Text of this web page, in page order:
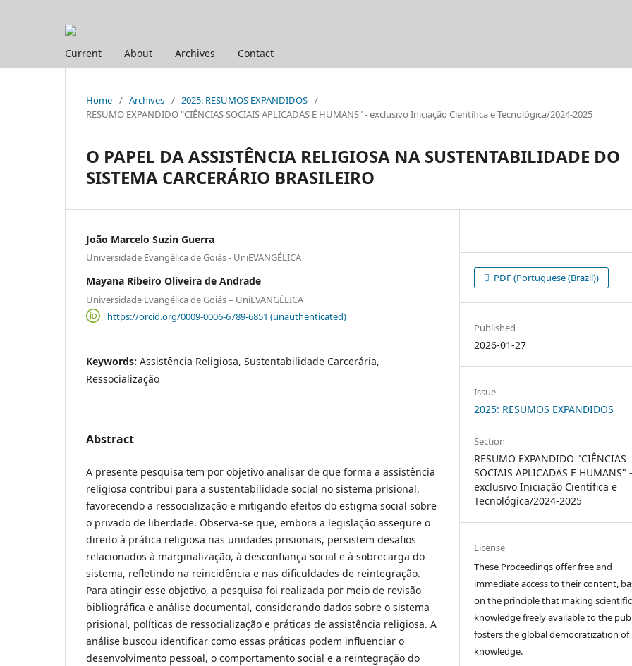
Current About Archives Contact
Home / Archives / 2025: RESUMOS EXPANDIDOS /
RESUMO EXPANDIDO "CIÊNCIAS SOCIAIS APLICADAS E HUMANS" - exclusivo Iniciação Científica e Tecnológica/2024-2025
O PAPEL DA ASSISTÊNCIA RELIGIOSA NA SUSTENTABILIDADE DO
SISTEMA CARCERÁRIO BRASILEIRO
João Marcelo Suzin Guerra
Universidade Evangélica de Goiás - UniEVANGÉLICA
Mayana Ribeiro Oliveira de Andrade
Universidade Evangélica de Goiás – UniEVANGÉLICA
https://orcid.org/0009-0006-6789-6851 (unauthenticated)
Keywords: Assistência Religiosa, Sustentabilidade Carcerária,
Ressocialização
Abstract
A presente pesquisa tem por objetivo analisar de que forma a assistência
religiosa contribui para a sustentabilidade social no sistema prisional,
favorecendo a ressocialização e mitigando efeitos do estigma social sobre
o privado de liberdade. Observa-se que, embora a legislação assegure o
direito à prática religiosa nas unidades prisionais, persistem desafios
relacionados à marginalização, à desconfiança social e à sobrecarga do
sistema, refletindo na reincidência e nas dificuldades de reintegração.
Para atingir esse objetivo, a pesquisa foi realizada por meio de revisão
bibliográfica e análise documental, considerando dados sobre o sistema
prisional, políticas de ressocialização e práticas de assistência religiosa. A
análise buscou identificar como essas práticas podem influenciar o
desenvolvimento pessoal, o comportamento social e a reintegração do
PDF (Portuguese (Brazil))
Published
2026-01-27
Issue
2025: RESUMOS EXPANDIDOS
Section
RESUMO EXPANDIDO "CIÊNCIAS
SOCIAIS APLICADAS E HUMANS" -
exclusivo Iniciação Científica e
Tecnológica/2024-2025
License
These Proceedings offer free and
immediate access to their content,
on the principle that making scientific
knowledge freely available to the
fosters the global democratization of
knowledge.